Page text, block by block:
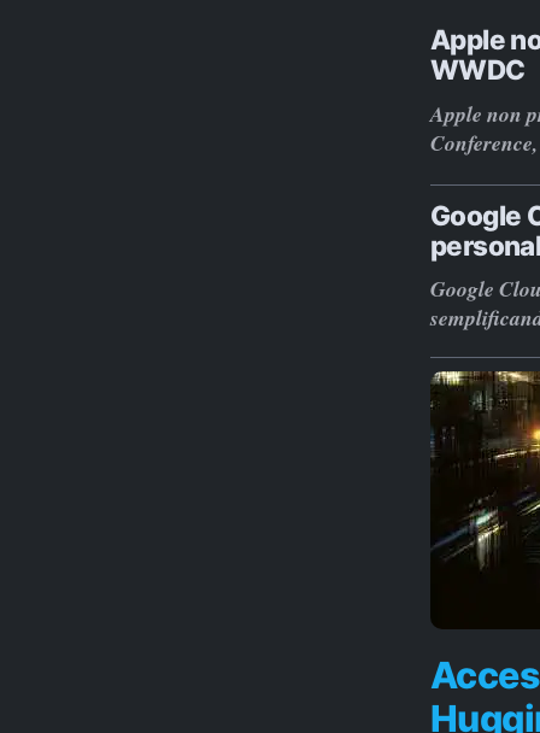
Apple
WWDC
Apple non
Google
Google